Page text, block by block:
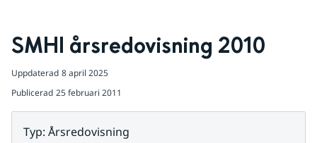
SMHI årsredovisning 2010
Uppdaterad 8 april 2025
Publicerad 25 februari 2011
Typ: Årsredovisning